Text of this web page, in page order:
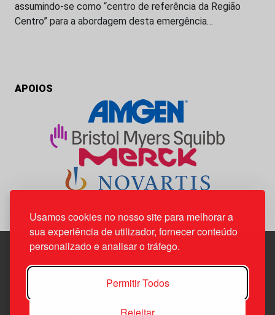
Usamos cookies no nosso site para melhorar a
sua experiência de utilizador, fornecer conteúdo
personalizado e analisar o tráfego.
Permitir Todos
assumindo-se como “centro de referência da Região
Centro” para a abordagem desta emergência…
APOIOS
Edif. Lisboa Oriente | Av. Infante D. Henrique, n.º 333H, esc.
1800-282 Lisboa | Portugal